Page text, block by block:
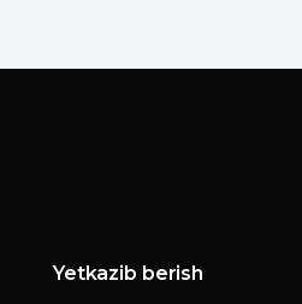
Yetkazib berish